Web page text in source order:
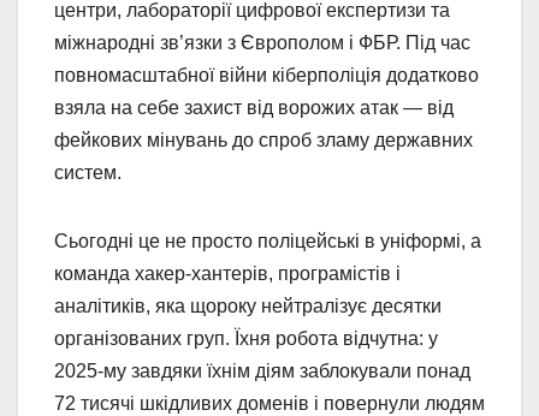
центри, лабораторії цифрової експертизи та
міжнародні зв’язки з Європолом і ФБР. Під час
повномасштабної війни кіберполіція додатково
взяла на себе захист від ворожих атак — від
фейкових мінувань до спроб зламу державних
систем.
Сьогодні це не просто поліцейські в уніформі, а
команда хакер-хантерів, програмістів і
аналітиків, яка щороку нейтралізує десятки
організованих груп. Їхня робота відчутна: у
2025-му завдяки їхнім діям заблокували понад
72 тисячі шкідливих доменів і повернули людям